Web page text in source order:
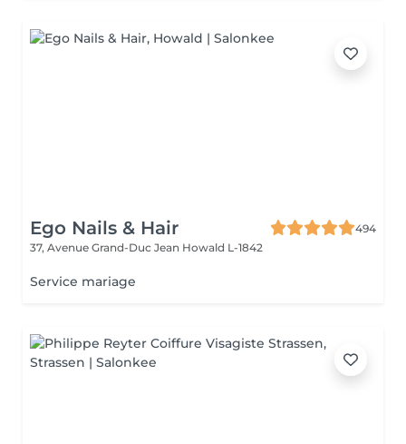
Ego Nails & Hair
494
37, Avenue Grand-Duc Jean Howald L-1842
Service mariage